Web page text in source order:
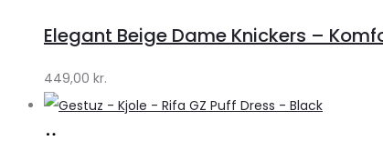
Klædeskabet.dk
Elegant Beige Dame Knickers –
449,00 kr.